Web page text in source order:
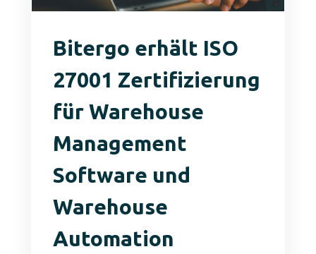
Bitergo erhält ISO
27001 Zertifizierung
für Warehouse
Management
Software und
Warehouse
Automation